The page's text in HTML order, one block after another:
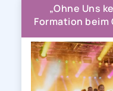
„Ohne Uns
Formation beim